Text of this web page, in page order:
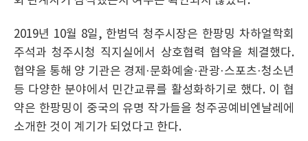
2019년 10월 8일, 한범덕 청주시장은 한팡밍 차하얼학회
주석과 청주시청 직지실에서 상호협력 협약을 체결했다.
협약을 통해 양 기관은 경제·문화예술·관광·스포츠·청소년
등 다양한 분야에서 민간교류를 활성화하기로 했다. 이 협
약은 한팡밍이 중국의 유명 작가들을 청주공예비엔날레에
소개한 것이 계기가 되었다고 한다.